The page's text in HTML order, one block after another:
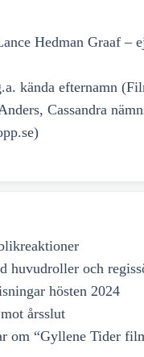
Hedman Graaf –
kända efternamn
Cassandra
huvudroller och
hösten 2024
årsslut
om “Gyllene Tider